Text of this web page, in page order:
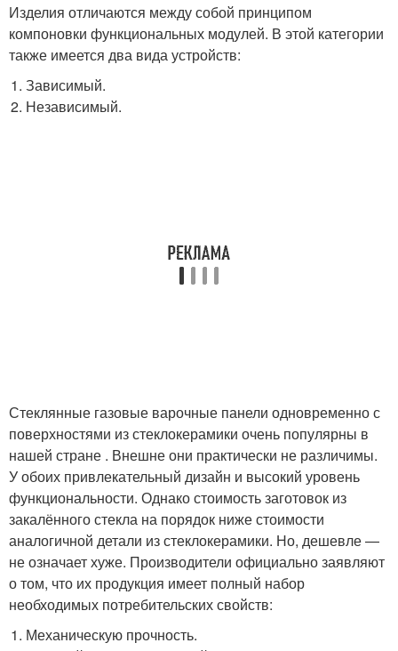
Изделия отличаются между собой принципом
компоновки функциональных модулей. В этой категории
также имеется два вида устройств:
Зависимый.
Независимый.
Стеклянные газовые варочные панели одновременно с
поверхностями из стеклокерамики очень популярны в
нашей стране . Внешне они практически не различимы.
У обоих привлекательный дизайн и высокий уровень
функциональности. Однако стоимость заготовок из
закалённого стекла на порядок ниже стоимости
аналогичной детали из стеклокерамики. Но, дешевле —
не означает хуже. Производители официально заявляют
о том, что их продукция имеет полный набор
необходимых потребительских свойств:
Механическую прочность.